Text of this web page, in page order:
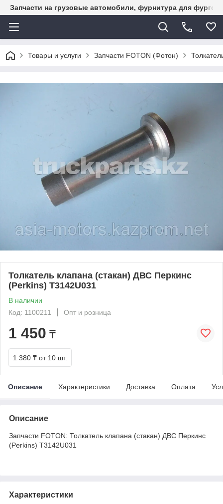
Запчасти на грузовые автомобили, фурнитура для
Товары и услуги Запчасти FOTON (Фотон)
Толкатель клапана (стакан) ДВС Перкинс
(Perkins) T3142U031
В наличии
Код: 1100211
Опт и розница
1 450 ₸
1 380 ₸ от 10 шт.
Описание Характеристики Доставка Оплата
Описание
Запчасти FOTON: Толкатель клапана (стакан) ДВС Перкинс
(Perkins) T3142U031
Характеристики